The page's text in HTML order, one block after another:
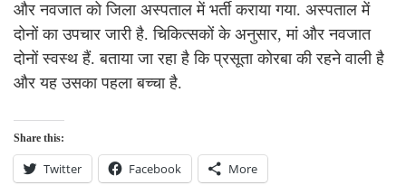
और नवजात को जिला अस्पताल में भर्ती कराया गया. अस्पताल में
दोनों का उपचार जारी है. चिकित्सकों के अनुसार, मां और नवजात
दोनों स्वस्थ हैं. बताया जा रहा है कि प्रसूता कोरबा की रहने वाली है
और यह उसका पहला बच्चा है.
Share this:
Twitter Facebook More